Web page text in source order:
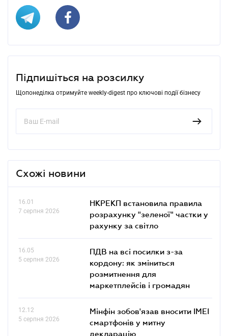
Підпишіться на розсилку
Щопонеділка отримуйте weekly-digest про ключові події бізнесу
Схожі новини
16.01
7 серпня 2026
НКРЕКП встановила правила
розрахунку "зеленої" частки у
рахунку за світло
16.05
5 серпня 2026
ПДВ на всі посилки з-за
кордону: як зміниться
розмитнення для
маркетплейсів і громадян
12.12
5 серпня 2026
Мінфін зобов'язав вносити IMEI
смартфонів у митну
декларацію